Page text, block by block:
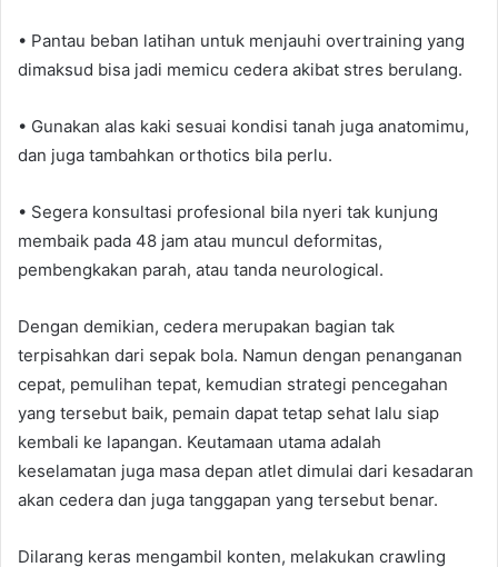
• Pantau beban latihan untuk menjauhi overtraining yang
dimaksud bisa jadi memicu cedera akibat stres berulang.
• Gunakan alas kaki sesuai kondisi tanah juga anatomimu,
dan juga tambahkan orthotics bila perlu.
• Segera konsultasi profesional bila nyeri tak kunjung
membaik pada 48 jam atau muncul deformitas,
pembengkakan parah, atau tanda neurological.
Dengan demikian, cedera merupakan bagian tak
terpisahkan dari sepak bola. Namun dengan penanganan
cepat, pemulihan tepat, kemudian strategi pencegahan
yang tersebut baik, pemain dapat tetap sehat lalu siap
kembali ke lapangan. Keutamaan utama adalah
keselamatan juga masa depan atlet dimulai dari kesadaran
akan cedera dan juga tanggapan yang tersebut benar.
Dilarang keras mengambil konten, melakukan crawling